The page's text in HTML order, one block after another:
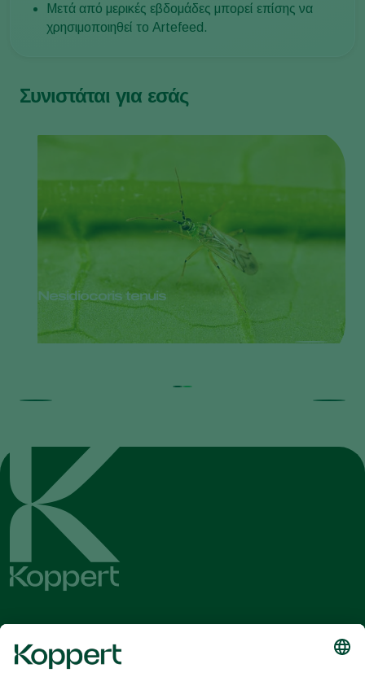
Μετά από μερικές εβδομάδες μπορεί επίσης να
χρησιμοποιηθεί το Artefeed.
Συνιστάται για εσάς
Nesidiocoris tenuis
Λάβετε τα τελευταία νέα και